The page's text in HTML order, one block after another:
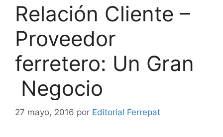
Relación Cliente –
Proveedor
ferretero: Un Gran
Negocio
27 mayo, 2016 por Editorial Ferrepat